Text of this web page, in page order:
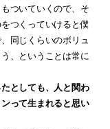
ついていくので、そ
つくっていけると僕
同じくらいのボリュ
、ということは常に
としても、人と関わ
って生まれると思い